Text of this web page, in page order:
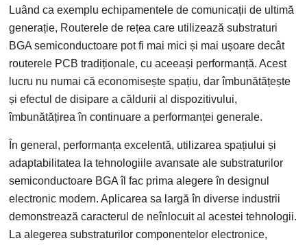
Luând ca exemplu echipamentele de comunicații de ultimă
generație, Routerele de rețea care utilizează substraturi
BGA semiconductoare pot fi mai mici și mai ușoare decât
routerele PCB tradiționale, cu aceeași performanță. Acest
lucru nu numai că economisește spațiu, dar îmbunătățește
și efectul de disipare a căldurii al dispozitivului,
îmbunătățirea în continuare a performanței generale.
În general, performanța excelentă, utilizarea spațiului și
adaptabilitatea la tehnologiile avansate ale substraturilor
semiconductoare BGA îl fac prima alegere în designul
electronic modern. Aplicarea sa largă în diverse industrii
demonstrează caracterul de neînlocuit al acestei tehnologii.
La alegerea substraturilor componentelor electronice,